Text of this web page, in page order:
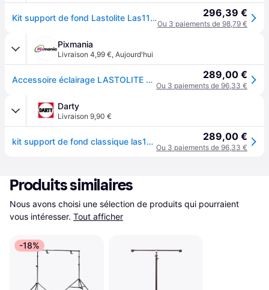
Kit support de fond Lastolite Las1108 3 m avec pinces métalliques 296,39 €
Ou 3 paiements de 98,79 €
Pixmania
Livraison 4,99 €, Aujourd'hui
Accessoire éclairage LASTOLITE LAS 1108 - Neuf - Noir 289,00 €
Ou 3 paiements de 96,33 €
Darty
Livraison 9,90 €
kit support de fond classique las1108 289,00 €
Ou 3 paiements de 96,33 €
Produits similaires
Nous avons choisi une sélection de produits qui pourraient
vous intéresser. Tout afficher
-18%